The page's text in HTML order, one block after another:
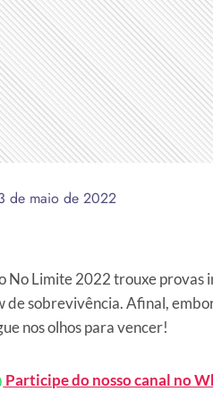
de maio de 2022
No Limite 2022 trouxe provas
sobrevivência. Afinal,
nos olhos para vencer!
Participe do nosso canal no